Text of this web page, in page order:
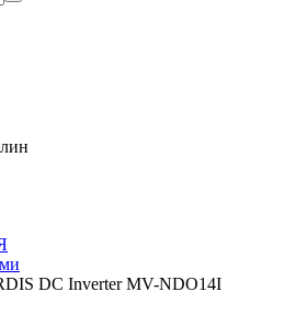
DC Inverter MV-NDO14I